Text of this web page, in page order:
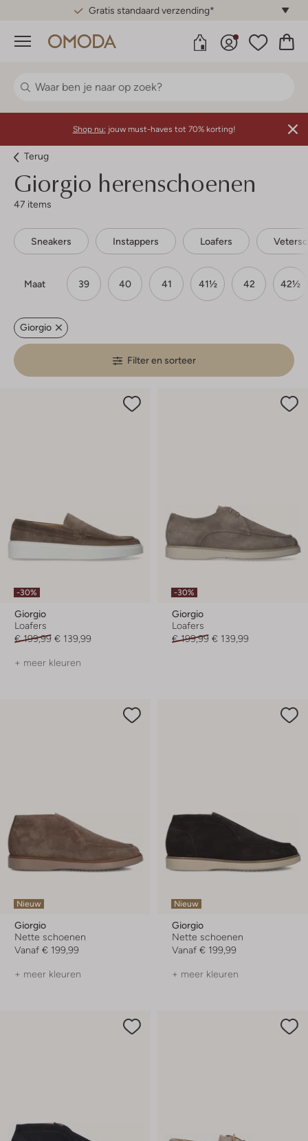
Gratis standaard verzending*
Menu
Shop nu: jouw must-haves tot 70% korting!
Terug
Giorgio herenschoenen
47 items
Sneakers Instappers Loafers
Maat 39 40 41 41½ 42 42½
Giorgio
Filter en sorteer
-30%
Giorgio
Loafers
€ 199,99 € 139,99
+ meer kleuren
-30%
Giorgio
Loafers
€ 199,99 € 139,99
Nieuw
Giorgio
Nette schoenen
Vanaf € 199,99
+ meer kleuren
Nieuw
Giorgio
Nette schoenen
Vanaf € 199,99
+ meer kleuren